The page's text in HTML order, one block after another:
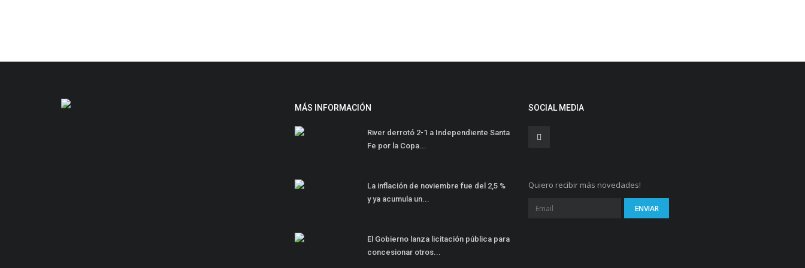
MÁS INFORMACIÓN
River derrotó 2-1 a Independiente Santa
Fe por la Copa...
La inflación de noviembre fue del 2,5 %
y ya acumula un...
El Gobierno lanza licitación pública para
concesionar otros...
SOCIAL MEDIA
Quiero recibir más novedades!